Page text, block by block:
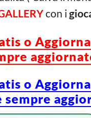
con i
o
o
sempre